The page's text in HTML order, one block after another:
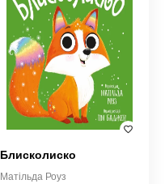
Блисколиско
Матільда Роуз